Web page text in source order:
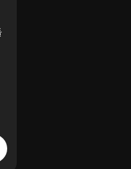
가합니다(전작 『개는 말할
고 있습니다.그래서 그럴까요
다. 총집합 같은 느낌입니다.
에피소드를 독자에게 선사합
행자에게 닥친 위기에 주안
볼 수 있습니다. 이들이 언
이 다양한 시간 여행을 감독
극이 탄생했는데, 이번에는
요가 있습니다. 코니 윌리스
해서 진짜 난장판을 만드는
의 승부수 중 하나이기 때문
학 작가로서의 승부수를 던